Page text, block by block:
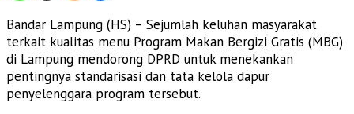
Bandar Lampung (HS) – Sejumlah keluhan masyarakat
terkait kualitas menu Program Makan Bergizi Gratis (MBG)
di Lampung mendorong DPRD untuk menekankan
pentingnya standarisasi dan tata kelola dapur
penyelenggara program tersebut.